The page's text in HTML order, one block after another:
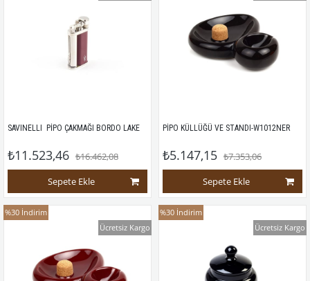
SAVINELLI  PİPO ÇAKMAĞI BORDO LAKE
₺11.523,46 ₺16.462,08
Sepete Ekle
PİPO KÜLLÜĞÜ VE STANDI-W1012NER
₺5.147,15 ₺7.353,06
Sepete Ekle
%30 İndirim
Ücretsiz Kargo
%30 İndirim
Ücretsiz Kargo